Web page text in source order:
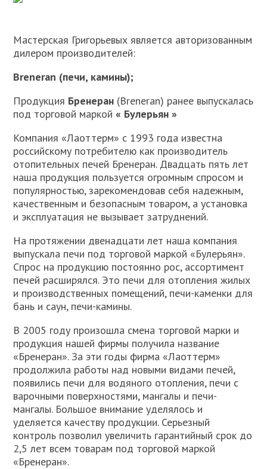
Мастерская Григорьевых является авторизованным
дилером производителей:
Breneran (печи, камины);
Продукция Бренеран (Breneran) ранее выпускалась
под торговой маркой« Булерьян »
Компания «Лаоттерм» с 1993 года известна
российскому потребителю как производитель
отопительных печей Бренеран. Двадцать пять лет
наша продукция пользуется огромным спросом и
популярностью, зарекомендовав себя надежным,
качественным и безопасным товаром, а установка
и эксплуатация не вызывает затруднений.
На протяжении двенадцати лет наша компания
выпускала печи под торговой маркой «Булерьян».
Спрос на продукцию постоянно рос, ассортимент
печей расширялся. Это печи для отопления жилых
и производственных помещений, печи-каменки для
бань и саун, печи-камины.
В 2005 году произошла смена торговой марки и
продукция нашей фирмы получила название
«Бренеран». За эти годы фирма «Лаоттерм»
продолжила работы над новыми видами печей,
появились печи для водяного отопления, печи с
варочными поверхностями, мангалы и печи-
мангалы. Большое внимание уделялось и
уделяется качеству продукции. Серьезный
контроль позволил увеличить гарантийный срок до
2,5 лет всем товарам под торговой маркой
«Бренеран».